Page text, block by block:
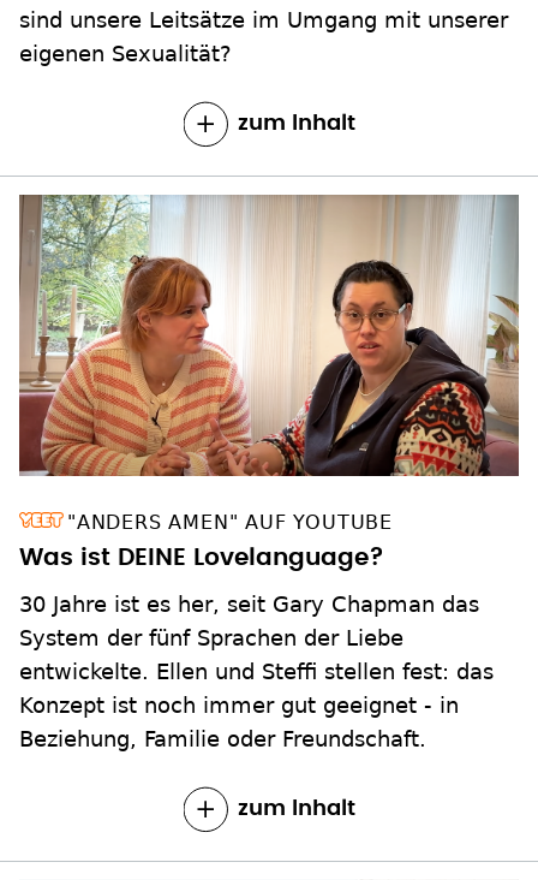
sind unsere Leitsätze im Umgang mit unserer
eigenen Sexualität?
zum Inhalt
"ANDERS AMEN" AUF YOUTUBE
Was ist DEINE Lovelanguage?
30 Jahre ist es her, seit Gary Chapman das
System der fünf Sprachen der Liebe
entwickelte. Ellen und Steffi stellen fest: das
Konzept ist noch immer gut geeignet - in
Beziehung, Familie oder Freundschaft.
zum Inhalt